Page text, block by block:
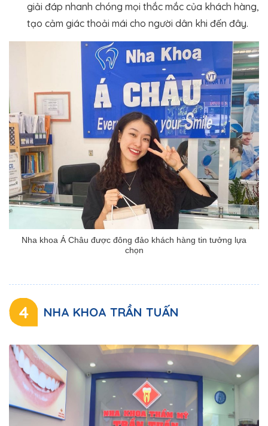
giải đáp nhanh chóng mọi thắc mắc của khách hàng,
tạo cảm giác thoải mái cho người dân khi đến đây.
Nha khoa Á Châu được đông đảo khách hàng tin tưởng lựa
chọn
4 NHA KHOA TRẦN TUẤN